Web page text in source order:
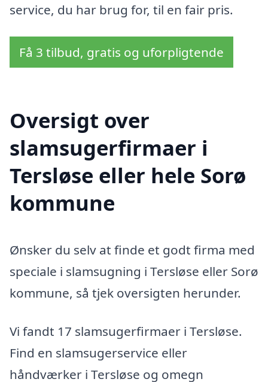
service, du har brug for, til en fair pris.
Få 3 tilbud, gratis og uforpligtende
Oversigt over
slamsugerfirmaer i
Tersløse eller hele Sorø
kommune
Ønsker du selv at finde et godt firma med
speciale i slamsugning i Tersløse eller Sorø
kommune, så tjek oversigten herunder.
Vi fandt 17 slamsugerfirmaer i Tersløse.
Find en slamsugerservice eller
håndværker i Tersløse og omegn